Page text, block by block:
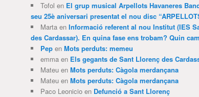
Tofol en El grup musical Arpellots Havaneres
seu 25è aniversari presentat el nou disc
Martaen Informació referent al nou Institut (IES
des Cardassar). En quina fase ens trobam? Quin
Pepen Mots perduts: memeu
emmaen Els gegants de Sant Llorenç des
Mateuen Mots perduts: Càgola merdançana
Mateuen Mots perduts: Càgola merdançana
Paco Leonicioen Defunció a Sant Llorenç